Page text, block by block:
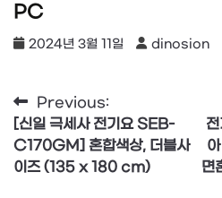
PC
2024년 3월 11일 dinosion
글
탐
색
Previous:
[신일 극세사 전기요 SEB-
C170GM] 혼합색상, 더블사
이즈 (135 x 180 cm)
면